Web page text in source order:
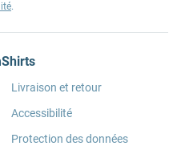
.
Livraison et retour
Accessibilité
Protection des données